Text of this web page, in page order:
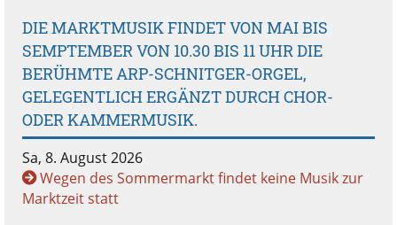
DIE MARKTMUSIK FINDET VON MAI BIS
SEMPTEMBER VON 10.30 BIS 11 UHR DIE
BERÜHMTE ARP-SCHNITGER-ORGEL,
GELEGENTLICH ERGÄNZT DURCH CHOR-
ODER KAMMERMUSIK.
Sa, 8. August 2026
Wegen des Sommermarkt findet keine Musik zur
Marktzeit statt